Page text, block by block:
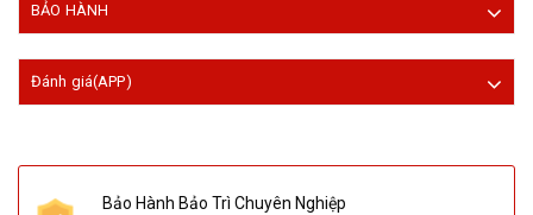
BẢO HÀNH
Đánh giá(APP)
Bảo Hành Bảo Trì Chuyên Nghiệp